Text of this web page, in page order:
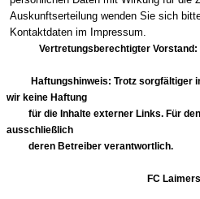
Auskunftserteilung wenden Sie sich
Kontaktdaten im Impressum.
Vertretungsberechtigter Vorstand:
Haftungshinweis: Trotz sorgfältiger
wir keine Haftung
für die Inhalte externer Links. Für den
ausschließlich
deren Betreiber verantwortlich.
FC